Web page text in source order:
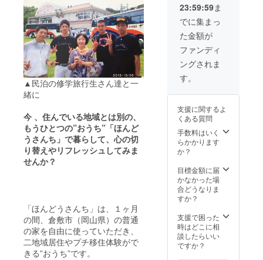
▲民泊の修学旅行生さん達と一
緒に
今 、住んでいる地域とは別の、
もうひとつの”おうち”「ほんど
うさんち」で暮らして、心の切
り替えやリフレッシュしてみま
せんか？
「ほんどうさんち」は、１ヶ月
の間、倉敷市（岡山県）の普通
の家を自由に使っていただき、
二地域居住やプチ移住体験がで
きる”おうち”です。
23:59:59ま
でに集まっ
た金額が
ファンディ
ングされま
す。
支援に関するよ
くある質問
手数料はいく
らかかります
か？
目標金額に届
かなかった場
合どうなりま
すか？
支援で困った
時はどこに相
談したらいい
ですか？